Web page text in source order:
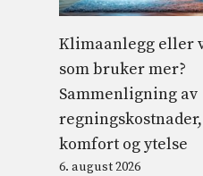
Klimaanlegg eller
som bruker mer?
Sammenligning av
regningskostnader,
komfort og ytelse
6. august 2026